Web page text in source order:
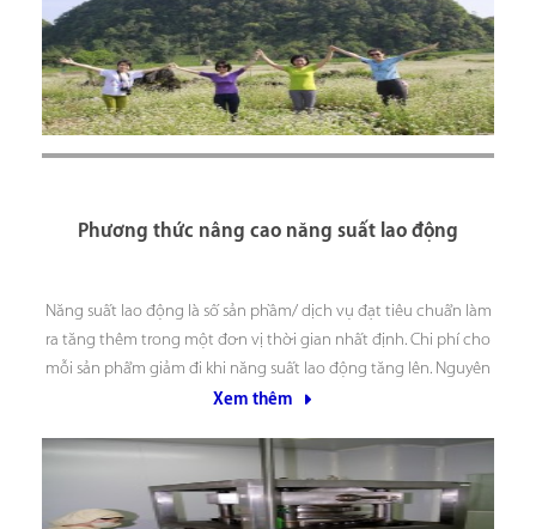
Phương thức nâng cao năng suất lao động
Năng suất lao động là số sản phầm/ dịch vụ đạt tiêu chuẩn làm
ra tăng thêm trong một đơn vị thời gian nhất định. Chi phí cho
mỗi sản phẩm giảm đi khi năng suất lao động tăng lên. Nguyên
nhân gây ra năng xuất lao động kém? 1. Thái
Xem thêm